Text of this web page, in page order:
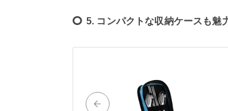
5. コンパクトな収納ケースも魅